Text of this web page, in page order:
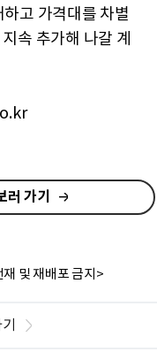
고 가격대를 차별
속 추가해 나갈 계
러 가기
및 재배포 금지>